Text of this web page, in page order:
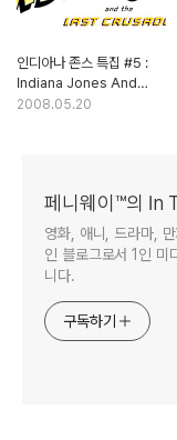
인디아나 존스 특집 #5 :
Indiana Jones And
The Last Crusade
2008.05.20
페니웨이™의 In
영화, 애니, 드라마,
인 블로그로서 1인 미
니다.
구독하기